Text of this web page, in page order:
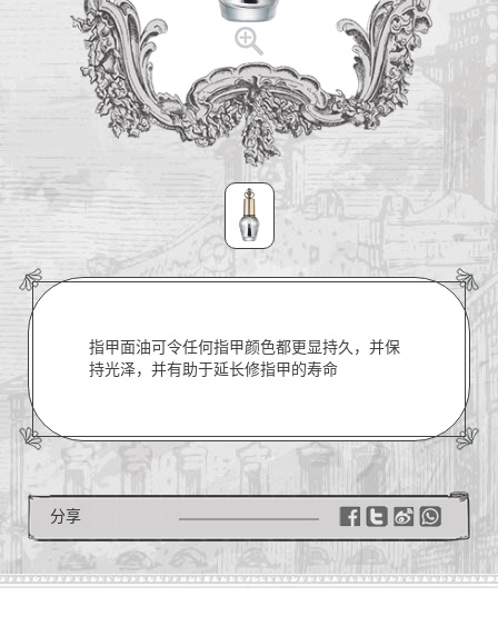
指甲面油可令任何指甲颜色都更显持久，并保
持光泽，并有助于延长修指甲的寿命
分享